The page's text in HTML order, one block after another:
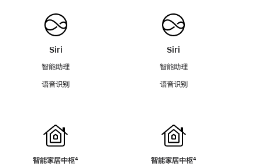
Siri
智能助理
语音识别
智能家居中枢脚
⁴
Siri
智能助理
语音识别
智能家居中枢脚
⁴